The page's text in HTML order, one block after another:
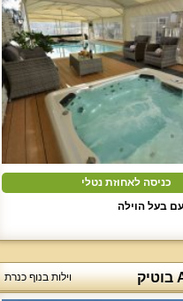
כניסה לאחוזת נטלי
בעל הוילה
וילות בנוף כנרת